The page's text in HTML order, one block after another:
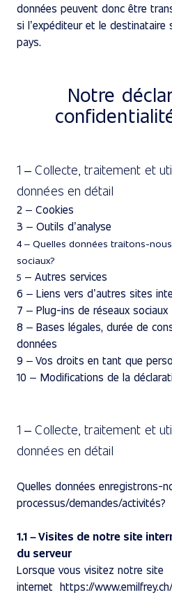
données peuvent donc être
si l’expéditeur et le
pays.
Notre
1 – Collecte, traitement et
données en détail
2 – Cookies
3 – Outils d’analyse
4 – Quelles données traitons-
sociaux?
5 – Autres services
6 – Liens vers d’autres sites
7 – Plug-ins de réseaux sociaux
8 – Bases légales, durée de
données
9 – Vos droits en tant que
10 – Modifications de la
1 – Collecte, traitement et
données en détail
Quelles données enregistrons-
processus/demandes/activités?
1.1 – Visites de notre site
du serveur
Lorsque vous visitez notre site
internet https://